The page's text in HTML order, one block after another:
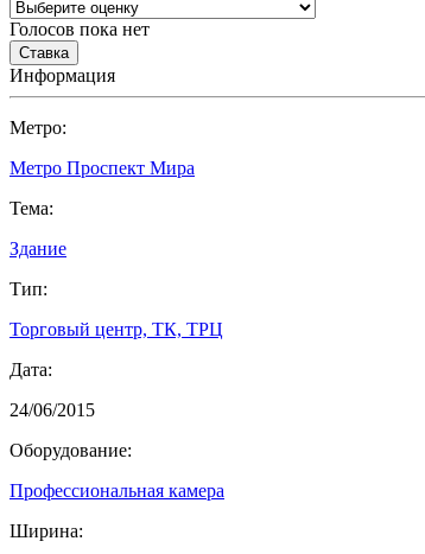
Голосов пока нет
Информация
Метро:
Метро Проспект Мира
Тема:
Здание
Тип:
Торговый центр, ТК, ТРЦ
Дата:
24/06/2015
Оборудование:
Профессиональная камера
Ширина: